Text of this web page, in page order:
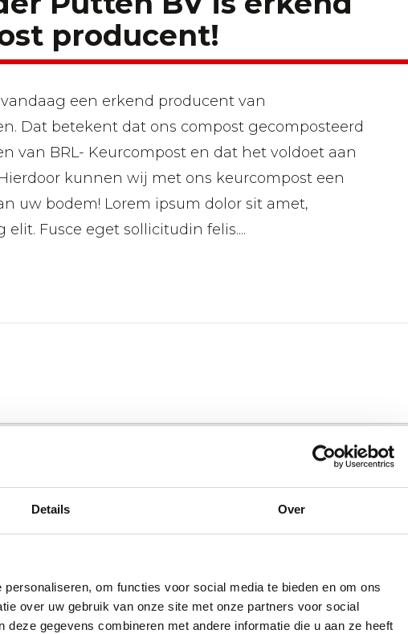
Details Over
om functies voor social media te bieden en om ons
over uw gebruik van onze site met onze partners voor social
gegevens combineren met andere informatie die u aan ze heeft
producent!
een erkend producent van
Dat betekent dat ons compost gecomposteerd
van BRL- Keurcompost en dat het voldoet aan
kunnen wij met ons keurcompost een
uw bodem! Lorem ipsum dolor sit amet,
Fusce eget sollicitudin felis....
snel opgehaald We doen niet